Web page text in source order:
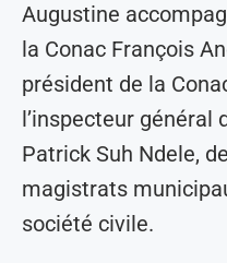
Augustine
la Conac François
président de la
l’inspecteur général
Patrick Suh Ndele,
magistrats
société civile.